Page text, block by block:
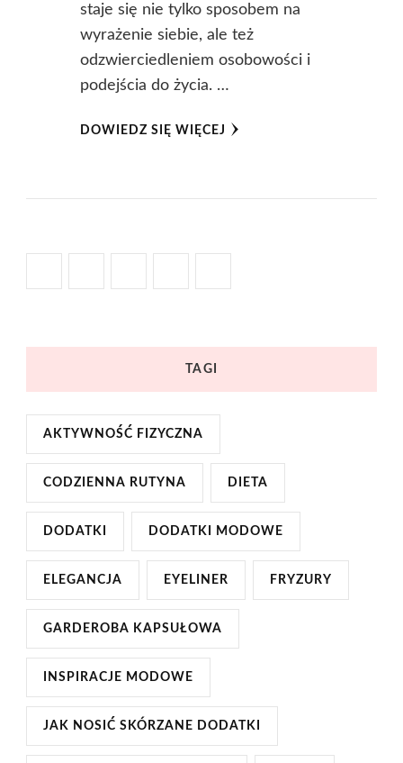
staje się nie tylko sposobem na
wyrażenie siebie, ale też
odzwierciedleniem osobowości i
podejścia do życia. …
DOWIEDZ SIĘ WIĘCEJ
TAGI
AKTYWNOŚĆ FIZYCZNA
CODZIENNA RUTYNA DIETA
DODATKI DODATKI MODOWE
ELEGANCJA EYELINER FRYZURY
GARDEROBA KAPSUŁOWA
INSPIRACJE MODOWE
JAK NOSIĆ SKÓRZANE DODATKI